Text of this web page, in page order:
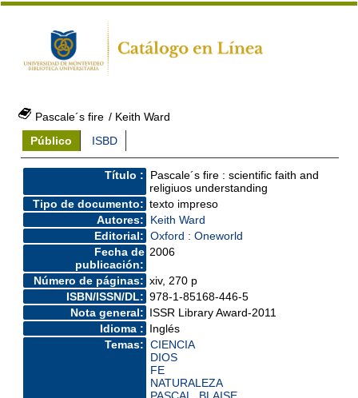
Pascale´s fire / Keith Ward
Público
ISBD
Título :
Pascale´s fire : scientific faith and
religiuos understanding
Tipo de documento: texto impreso
Autores:
Keith Ward
Editorial: Oxford : Oneworld
Fecha de
publicación:
2006
Número de páginas: xiv, 270 p
ISBN/ISSN/DL: 978-1-85168-446-5
Nota general: ISSR Library Award-2011
Idioma : Inglés
Temas: CIENCIA
DIOS
FE
NATURALEZA
PASCAL, BLAISE